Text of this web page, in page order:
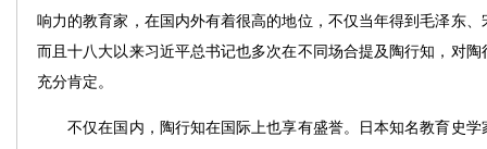
响力的教育家，在国内外有着很高的地位，不仅当年得到毛泽东
而且十八大以来习近平总书记也多次在不同场合提及陶行知，对
充分肯定。
不仅在国内，陶行知在国际上也享有盛誉。日本知名教育史学